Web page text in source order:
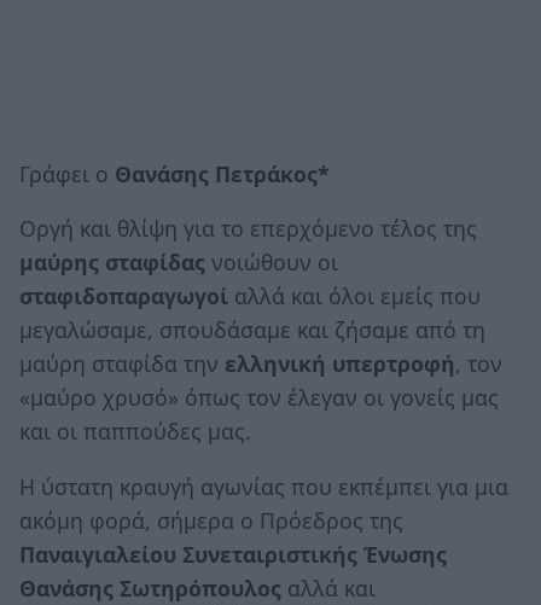
Γράφει ο Θανάσης Πετράκος*
Οργή και θλίψη για το επερχόμενο τέλος της
μαύρης σταφίδας νοιώθουν οι
σταφιδοπαραγωγοί αλλά και όλοι εμείς που
μεγαλώσαμε, σπουδάσαμε και ζήσαμε από τη
μαύρη σταφίδα την ελληνική υπερτροφή, τον
«μαύρο χρυσό» όπως τον έλεγαν οι γονείς μας
και οι παππούδες μας.
Η ύστατη κραυγή αγωνίας που εκπέμπει για μια
ακόμη φορά, σήμερα ο Πρόεδρος της
Παναιγιαλείου Συνεταιριστικής Ένωσης
Θανάσης Σωτηρόπουλος αλλά και